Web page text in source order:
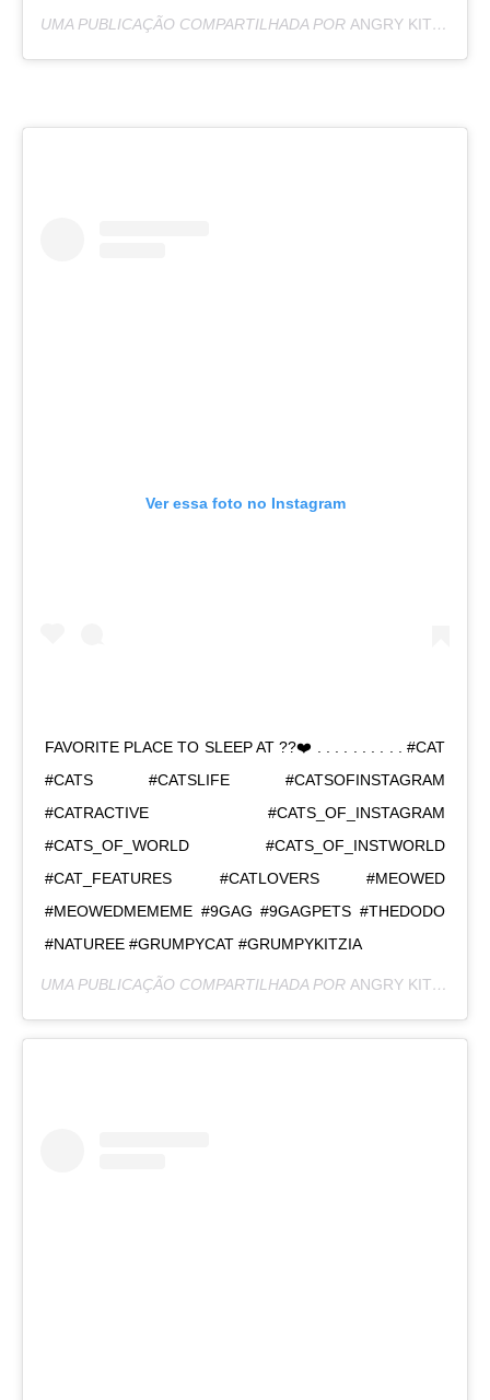
UMA PUBLICAÇÃO COMPARTILHADA POR ANGRY KITZIA
Ver essa foto no Instagram
FAVORITE PLACE TO SLEEP AT ??❤️ . . . . . . . . . . #CAT
#CATS #CATSLIFE #CATSOFINSTAGRAM
#CATRACTIVE #CATS_OF_INSTAGRAM
#CATS_OF_WORLD #CATS_OF_INSTWORLD
#CAT_FEATURES #CATLOVERS #MEOWED
#MEOWEDMEMEME #9GAG #9GAGPETS #THEDODO
#NATUREE #GRUMPYCAT #GRUMPYKITZIA
UMA PUBLICAÇÃO COMPARTILHADA POR ANGRY KITZIA